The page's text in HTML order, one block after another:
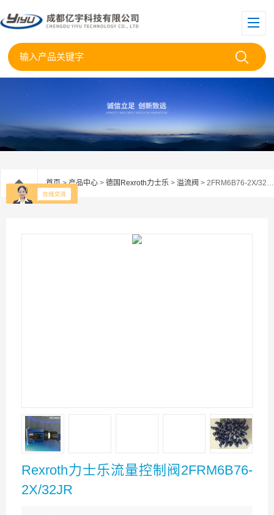
首页>产品中心 > 德国Rexroth力士乐 > 溢流阀 > 2FRM6B76-2X/32QJRVRexroth力士乐流量控制阀2FRM6B76-2X/32JR
Rexroth力士乐流量控制阀2FRM6B76-
2X/32JR